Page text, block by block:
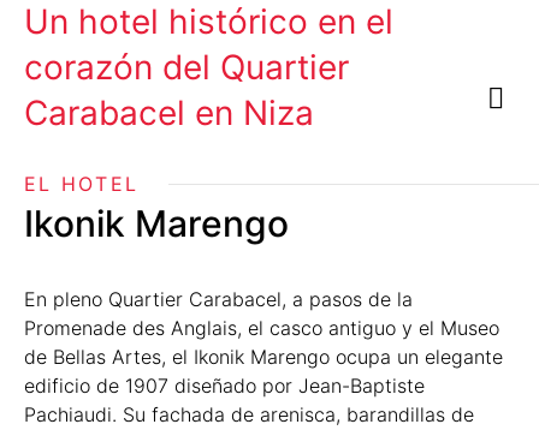
Un hotel histórico en el
corazón del Quartier
Carabacel en Niza
EL HOTEL
Ikonik Marengo
En pleno Quartier Carabacel, a pasos de la
Promenade des Anglais, el casco antiguo y el Museo
de Bellas Artes, el Ikonik Marengo ocupa un elegante
edificio de 1907 diseñado por Jean-Baptiste
Pachiaudi. Su fachada de arenisca, barandillas de